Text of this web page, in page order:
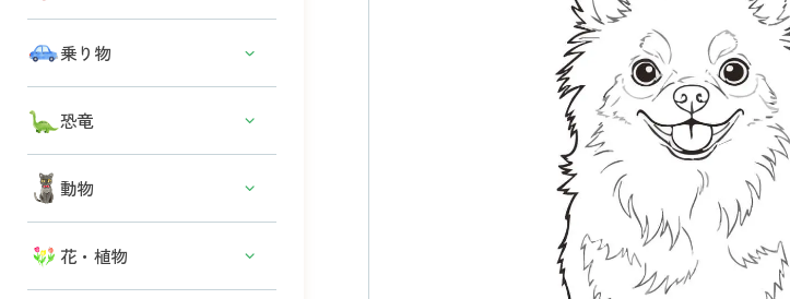
カブトムシ・クワガタ
カマキリ
バッタ・コオロギ
テントウムシ
チョウ・ガ
乗り物
スポーツカー
働く車
ファミリーカー
電車・新幹線
バイク・自転車
恐竜
白亜紀
ジュラ紀
三畳紀
動物
犬
猫
花・植物